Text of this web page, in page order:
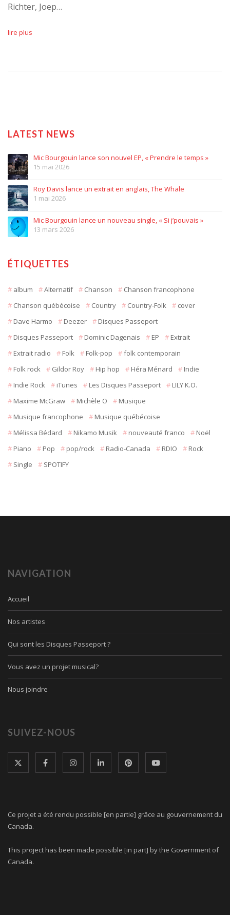
Richter, Joep…
lire plus
LATEST NEWS
Mic Bourgouin lance son nouvel EP, « Prendre le temps »
15 mai 2026
Roy Davis lance un extrait en anglais, The Whale
1 mai 2026
Mic Bourgouin lance un nouveau single, « Si j’pouvais »
13 mars 2026
ÉTIQUETTES
album Alternatif Chanson
Chanson francophone
Chanson québécoise
Country Country-Folk
cover
Dave Harmo
Deezer
Disques Passeport
Disques Passeport
Dominic Dagenais EP
Extrait
Extrait radio
Folk Folk-pop
folk contemporain
Folk rock
Gildor Roy Hip hop Héra Ménard
Indie
Indie Rock
iTunes Les Disques Passeport
LILY K.O.
Maxime McGraw
Michèle O
Musique
Musique francophone
Musique québécoise
Mélissa Bédard
Nikamo Musik nouveauté franco
Noël
Piano
Pop pop/rock Radio-Canada RDIO
Rock
Single
SPOTIFY
NAVIGATION
Accueil
Nos artistes
Qui sont les Disques Passeport ?
Vous avez un projet musical?
Nous joindre
SUIVEZ-NOUS
Ce projet a été rendu possible [en partie] grâce au gouvernement du
Canada.
This project has been made possible [in part] by the Government of
Canada.